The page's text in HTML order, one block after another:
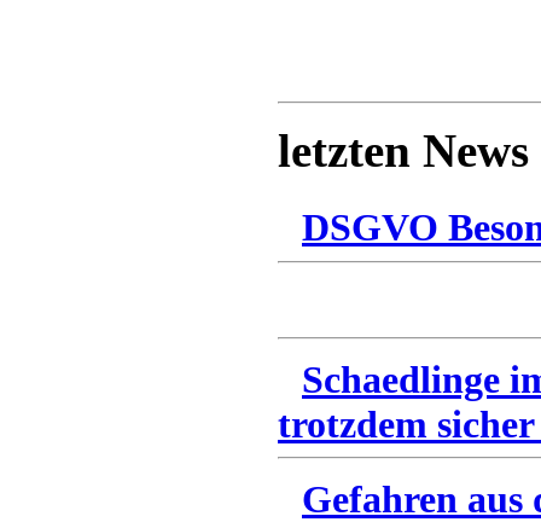
letzten News
DSGVO
Schaedlinge
trotzdem
Gefahren